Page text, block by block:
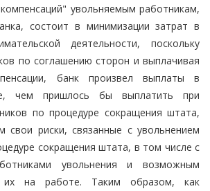
увольняемым работникам,
состоит в минимизации затрат в
деятельности, поскольку
по соглашению сторон и выплачивая
банк произвел выплаты в
чем пришлось бы выплатить при
по процедуре сокращения штата,
свои риски, связанные с увольнением
сокращения штата, в том числе с
увольнения и возможным
их на работе. Таким образом, как